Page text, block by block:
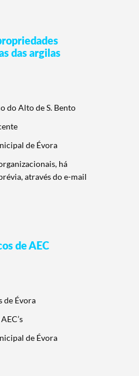
das argilas
do Alto de S. Bento
de Évora
há
através do e-mail
de AEC
de Évora
de Évora